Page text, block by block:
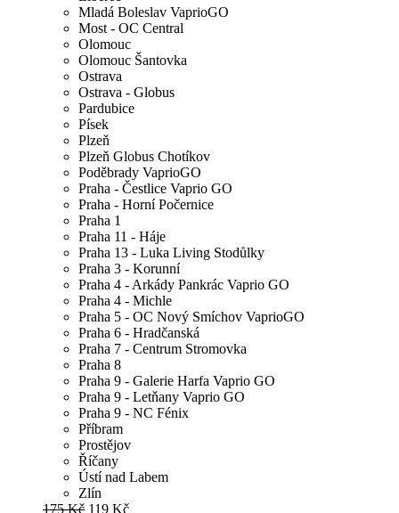
Mladá Boleslav VaprioGO
Most - OC Central
Olomouc
Olomouc Šantovka
Ostrava
Ostrava - Globus
Pardubice
Písek
Plzeň
Plzeň Globus Chotíkov
Poděbrady VaprioGO
Praha - Čestlice Vaprio GO
Praha - Horní Počernice
Praha 1
Praha 11 - Háje
Praha 13 - Luka Living Stodůlky
Praha 3 - Korunní
Praha 4 - Arkády Pankrác Vaprio GO
Praha 4 - Michle
Praha 5 - OC Nový Smíchov VaprioGO
Praha 6 - Hradčanská
Praha 7 - Centrum Stromovka
Praha 8
Praha 9 - Galerie Harfa Vaprio GO
Praha 9 - Letňany Vaprio GO
Praha 9 - NC Fénix
Příbram
Prostějov
Říčany
Ústí nad Labem
Zlín
175 Kč 119 Kč